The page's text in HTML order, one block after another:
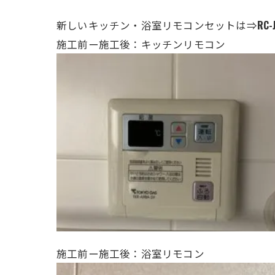
新しいキッチン・ 浴室リモコンセットは⇒
施工前ー施工後：キッチンリモコン
施工前ー施工後：浴室リモコン